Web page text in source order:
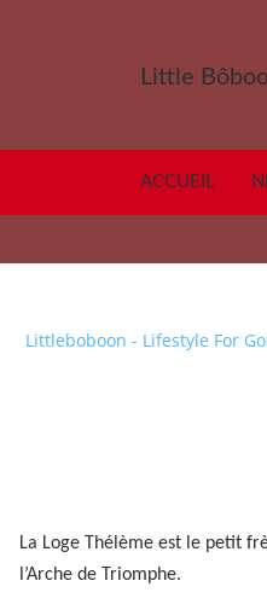
Little
ACCUEIL
Littleboboon - Lifestyle For
La Loge Thélème est le petit
l’Arche de Triomphe.